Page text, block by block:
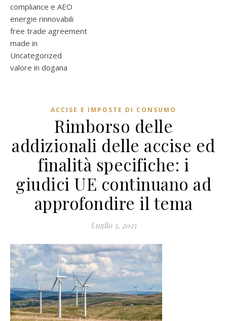
compliance e AEO
energie rinnovabili
free trade agreement
made in
Uncategorized
valore in dogana
ACCISE E IMPOSTE DI CONSUMO
Rimborso delle
addizionali delle accise ed
finalità specifiche: i
giudici UE continuano ad
approfondire il tema
Luglio 3, 2025